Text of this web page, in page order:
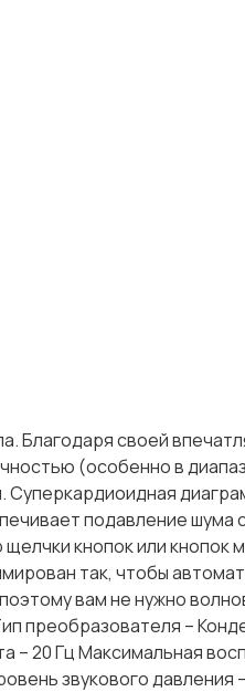
Благодаря своей
(особенно в
Суперкардиоидная
подавление шума
кнопок или кнопок
так, чтобы
вам не нужно
преобразователя –
– 20 Гц Максимальная
звукового давления